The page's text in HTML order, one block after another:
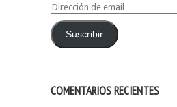
Dirección
emailSuscribir
COMENTARIOS RECIENTES